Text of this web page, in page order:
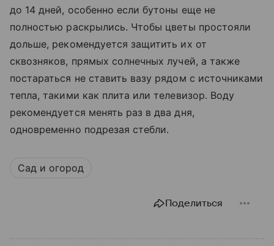
до 14 дней, особенно если бутоны еще не
полностью раскрылись. Чтобы цветы простояли
дольше, рекомендуется защитить их от
сквозняков, прямых солнечных лучей, а также
постараться не ставить вазу рядом с источниками
тепла, такими как плита или телевизор. Воду
рекомендуется менять раз в два дня,
одновременно подрезая стебли.
Сад и огород
Поделиться